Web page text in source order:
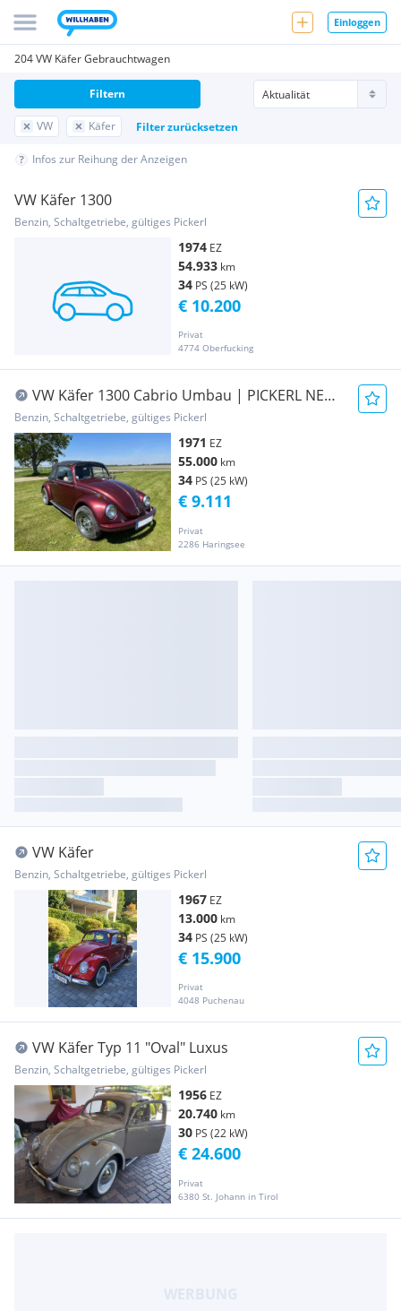
Einloggen
204 VW Käfer Gebrauchtwagen
VW Käfer Filter zurücksetzen
Filtern
Infos zur Reihung der Anzeigen
VW Käfer 1300
Benzin, Schaltgetriebe, gültiges Pickerl
1974 EZ
54.933 km
34 PS (25 kW)
Privat
4774 Oberfucking
€ 10.200
VW Käfer 1300 Cabrio Umbau | PICKERL NEU
!!!
Benzin, Schaltgetriebe, gültiges Pickerl
1971 EZ
55.000 km
34 PS (25 kW)
Privat
2286 Haringsee
€ 9.111
VW Käfer
Benzin, Schaltgetriebe, gültiges Pickerl
1967 EZ
13.000 km
34 PS (25 kW)
Privat
4048 Puchenau
€ 15.900
VW Käfer Typ 11 "Oval" Luxus
Benzin, Schaltgetriebe, gültiges Pickerl
1956 EZ
20.740 km
30 PS (22 kW)
Privat
6380 St. Johann in Tirol
€ 24.600